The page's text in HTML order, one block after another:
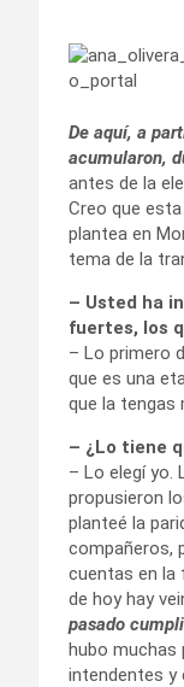
De aquí, a
acumularon,
antes de la
Creo que
plantea en
tema de la
– Usted ha
fuertes, los
– Lo primero
que es una
que la tengas
– ¿Lo tiene
– Lo elegí yo.
propusieron
planteé la
compañeros,
cuentas en la
de hoy hay
pasado
hubo muchas
intendentes y